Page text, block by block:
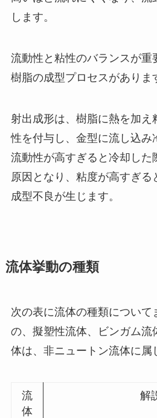
します。
流動性と粘性のバランスが重
樹脂の成型プロセスがありま
射出成形は、樹脂に熱を加え
性を付与し、金型に流し込み
流動性が高すぎると冷却した
原因となり、粘度が高すぎる
成型不良が生じます。
流体挙動の種類
次の表に流体の種類について
の、擬塑性流体、ビンガム流
体は、非ニュートン流体に属
流
体
解